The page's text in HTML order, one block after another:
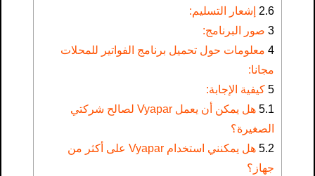
2.6 إشعار التسليم:
3 صور البرنامج:
4 معلومات حول تحميل برنامج الفواتير للمحلات
مجانا​:
5 كيفية الإجابة:
5.1
هل يمكن أن يعمل Vyapar لصالح شركتي
الصغيرة؟
5.2
هل يمكنني استخدام Vyapar على أكثر من
جهاز؟